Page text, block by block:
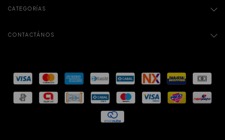
CATEGORÍAS
CONTACTÁNOS